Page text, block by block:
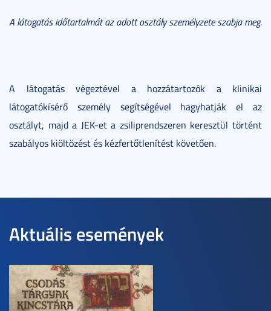
A látogatás időtartalmát az adott osztály személyzete szabja meg.
A látogatás végeztével a hozzátartozók a klinikai
látogatókísérő személy segítségével hagyhatják el az
osztályt, majd a JEK-et a zsiliprendszeren keresztül történt
szabályos kiöltözést és kézfertőtlenítést követően.
Aktuális események